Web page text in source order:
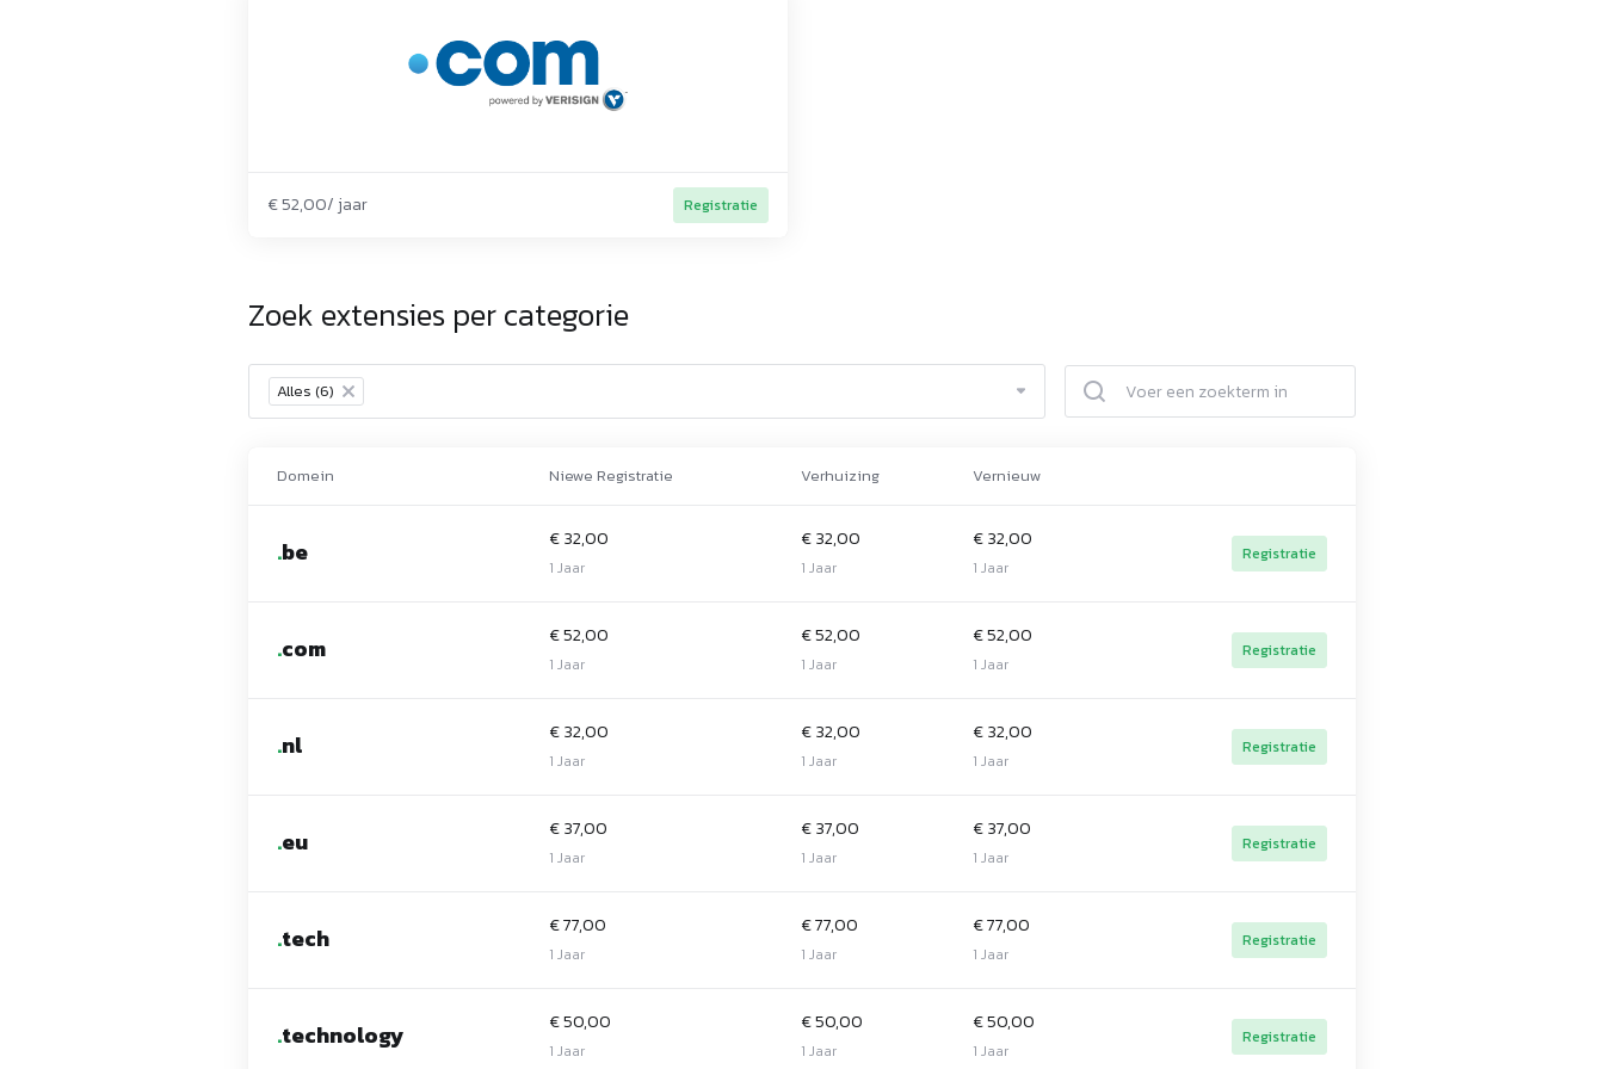
€ 52,00/ jaar Registratie
Zoek extensies per categorie
Alles (6) ×
Domein Niewe Registratie Verhuizing Vernieuw
.be € 32,00
1 Jaar
€ 32,00
1 Jaar
€ 32,00
1 Jaar
Registratie
.com € 52,00
1 Jaar
€ 52,00
1 Jaar
€ 52,00
1 Jaar
Registratie
.nl € 32,00
1 Jaar
€ 32,00
1 Jaar
€ 32,00
1 Jaar
Registratie
.eu € 37,00
1 Jaar
€ 37,00
1 Jaar
€ 37,00
1 Jaar
Registratie
.tech € 77,00
1 Jaar
€ 77,00
1 Jaar
€ 77,00
1 Jaar
Registratie
.technology € 50,00
1 Jaar
€ 50,00
1 Jaar
€ 50,00
1 Jaar
Registratie